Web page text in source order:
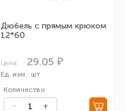
Дюбель с прямым крюком
12*60
Цена: 29.05 ₽
Ед. изм.: шт
Количество